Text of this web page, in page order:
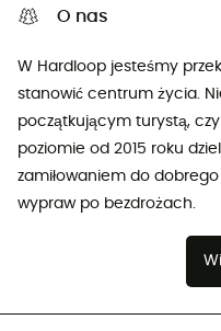
O nas
W Hardloop jesteśmy
stanowić centrum życia.
początkującym turystą,
poziomie od 2015 roku
zamiłowaniem do
wypraw po bezdrożach.